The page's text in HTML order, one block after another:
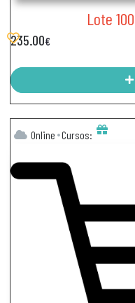
Lote
235.00€
Online Cursos: